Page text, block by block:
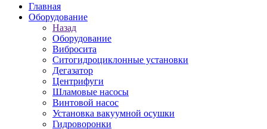
Главная
Оборудование
Назад
Оборудование
Вибросита
Ситогидроциклонные установки
Дегазатор
Центрифуги
Шламовые насосы
Винтовой насос
Установка вакуумной осушки
Гидроворонки